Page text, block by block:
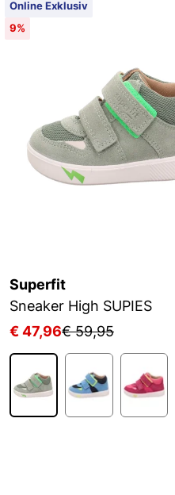
Online Exklusiv
9%
Superfit
Sneaker High SUPIES
€ 47,96€ 59,95